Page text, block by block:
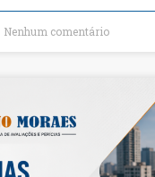
Nenhum comentário